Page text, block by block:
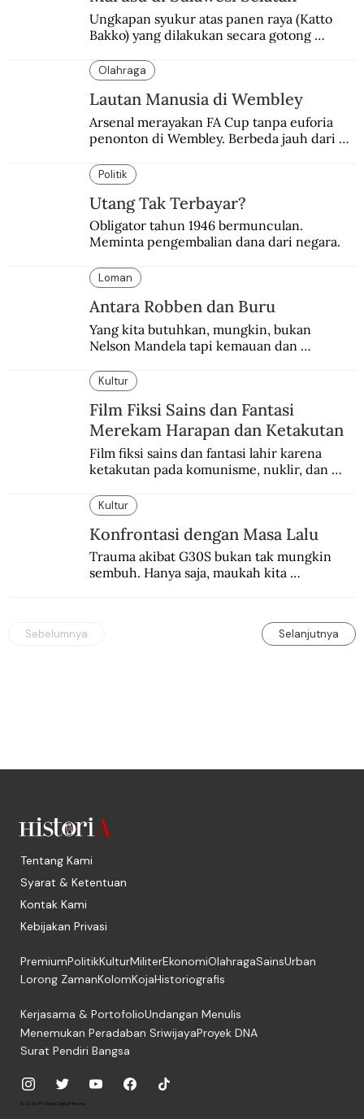
Ungkapan syukur atas panen raya (Katto
Bakko) yang dilakukan secara gotong
Olahraga
Lautan Manusia di Wembley
Arsenal merayakan FA Cup tanpa euforia
penonton di Wembley. Berbeda jauh dari
silam.
Politik
Utang Tak Terbayar?
Obligator tahun 1946 bermunculan.
Meminta pengembalian dana dari negara.
Loman
Antara Robben dan Buru
Yang kita butuhkan, mungkin, bukan
Nelson Mandela tapi kemauan dan
dengan berbagai cara yang bisa memenuhi
rasa keadilan.
Kultur
Film Fiksi Sains dan Fantasi
Merekam Harapan dan Ketakutan
Film fiksi sains dan fantasi lahir karena
ketakutan pada komunisme, nuklir, dan
Kultur
Konfrontasi dengan Masa Lalu
Trauma akibat G30S bukan tak mungkin
sembuh. Hanya saja, maukah kita
Sebelumnya Selanjutnya
Tentang Kami
Syarat & Ketentuan
Kontak Kami
Kebijakan Privasi
PremiumPolitikKulturMiliterEkonomiOlahragaSainsUrban
Lorong ZamanKolomKojaHistoriografis
Kerjasama & PortofolioUndangan Menulis
Menemukan Peradaban SriwijayaProyek DNA
Surat Pendiri Bangsa
© 2026, PT. Media Digital Historia.